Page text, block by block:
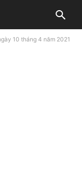
10 tháng 4 năm 2021